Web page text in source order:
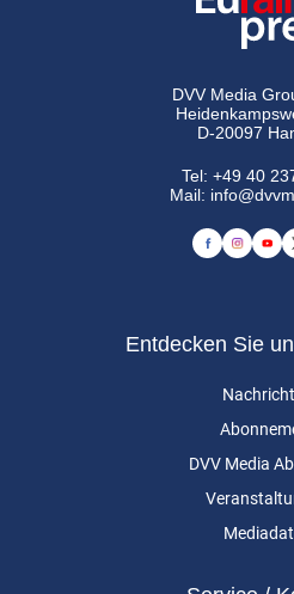
DVV Media
D-20097
Tel:+49 40
Mail:
Entdecken Sie
DVV Media